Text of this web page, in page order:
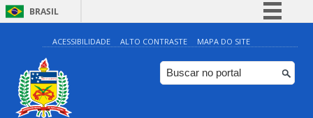
BRASIL
Simplifique!
Comunica BR
Participe
ACESSIBILIDADE ALTO CONTRASTE MAPA DO SITE